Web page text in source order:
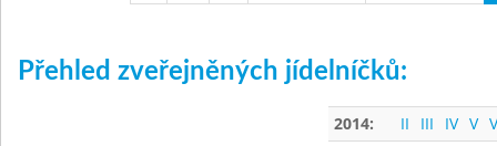
Přehled zveřejněných jídelníčků:
2014: II III IV V